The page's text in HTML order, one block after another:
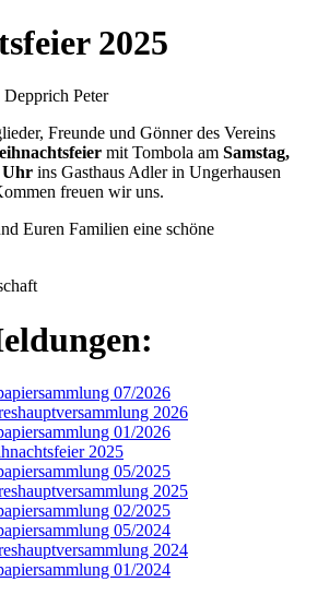
2025
Depprich Peter
Freunde und Gönner des Vereins
mit Tombola am Samstag,
Uhr ins Gasthaus Adler in Ungerhausen
freuen wir uns.
Euren Familien eine schöne
07/2026
2026
01/2026
2025
05/2025
2025
02/2025
05/2024
2024
01/2024